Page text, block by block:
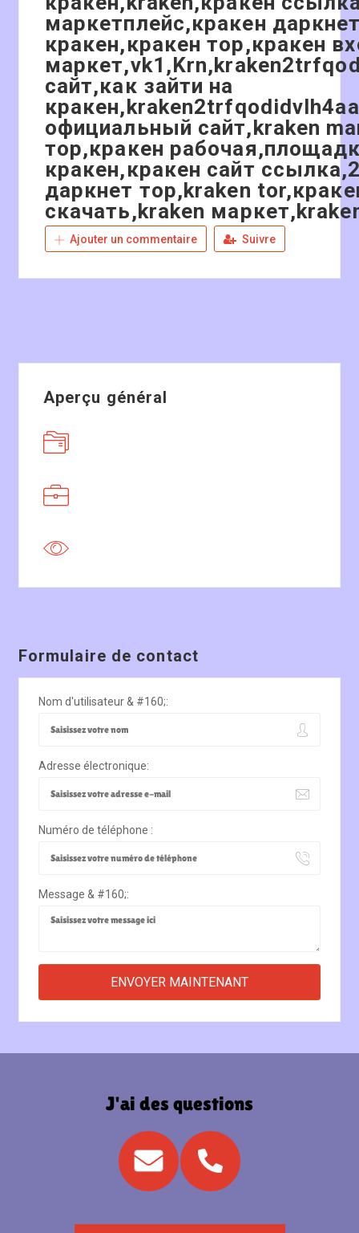
маркетплейс,кракен
кракен,кракен тор,кракен
сайт,как зайти на
официальный сайт,kraken
тор,кракен
кракен,кракен сайт
даркнет тор,kraken
скачать,kraken
Ajouter un commentaire Suivre
Aperçu général
Formulaire de contact
Nom d'utilisateur & #160;:
Adresse électronique:
Numéro de téléphone :
Message & #160;:
J'ai des questions